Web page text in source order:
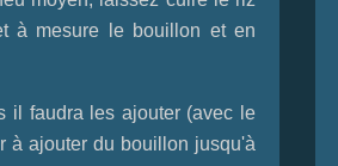
à mesure le bouillon et en
il faudra les ajouter (avec le
à ajouter du bouillon jusqu'à